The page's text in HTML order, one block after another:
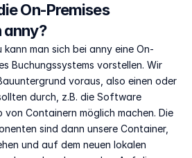
On-Premises
man sich bei anny eine On-
Buchungssystems vorstellen. Wir
voraus, also einen oder
durch, z.B. die Software
von Containern möglich machen. Die
sind dann unsere Container,
und auf dem neuen lokalen